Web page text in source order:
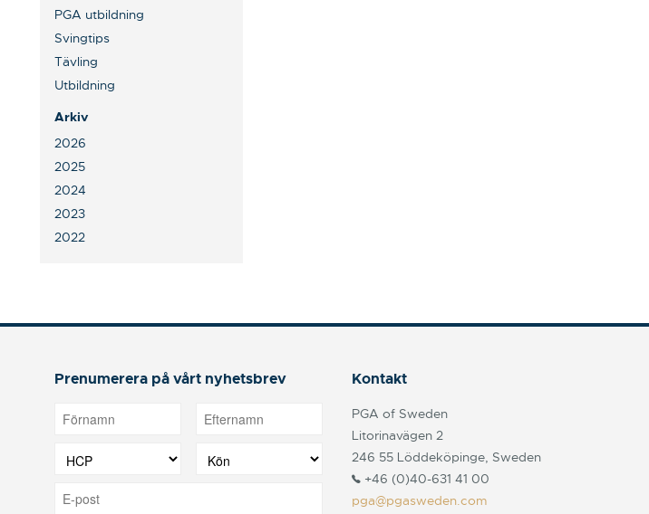
PGA utbildning
Svingtips
Tävling
Utbildning
Arkiv
2026
2025
2024
2023
2022
Prenumerera på vårt nyhetsbrev Kontakt
PGA of Sweden
Litorinavägen 2
246 55 Löddeköpinge, Sweden
+46 (0)40-631 41 00
pga@pgasweden.com